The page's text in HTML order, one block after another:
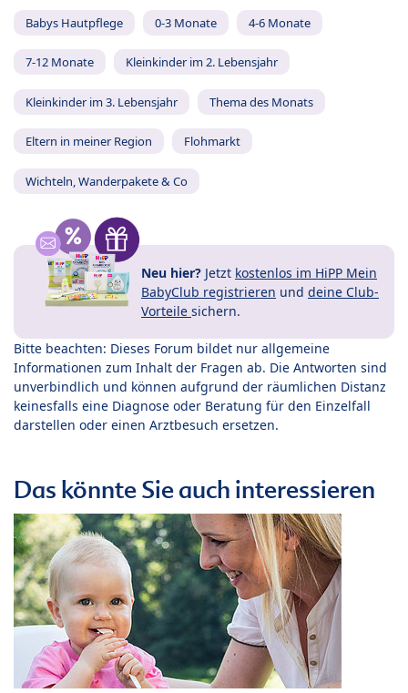
Babys Hautpflege 0-3 Monate 4-6 Monate
7-12 Monate Kleinkinder im 2. Lebensjahr
Kleinkinder im 3. Lebensjahr Thema des Monats
Eltern in meiner Region Flohmarkt
Wichteln, Wanderpakete & Co
Neu hier? Jetzt kostenlos im HiPP Mein
BabyClub registrieren und deine Club-
Vorteile sichern.
Bitte beachten: Dieses Forum bildet nur allgemeine
Informationen zum Inhalt der Fragen ab. Die Antworten sind
unverbindlich und können aufgrund der räumlichen Distanz
keinesfalls eine Diagnose oder Beratung für den Einzelfall
darstellen oder einen Arztbesuch ersetzen.
Das könnte Sie auch interessieren